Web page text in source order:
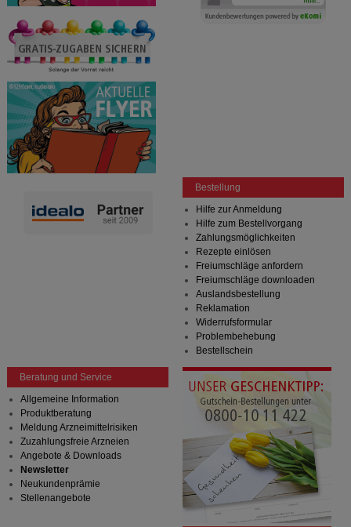
Bestellung
Hilfe zur Anmeldung
Hilfe zum Bestellvorgang
Zahlungsmöglichkeiten
Rezepte einlösen
Freiumschläge anfordern
Freiumschläge downloaden
Auslandsbestellung
Reklamation
Widerrufsformular
Problembehebung
Bestellschein
Beratung und Service
Allgemeine Information
Produktberatung
Meldung Arzneimittelrisiken
Zuzahlungsfreie Arzneien
Angebote & Downloads
Newsletter
Neukundenprämie
Stellenangebote